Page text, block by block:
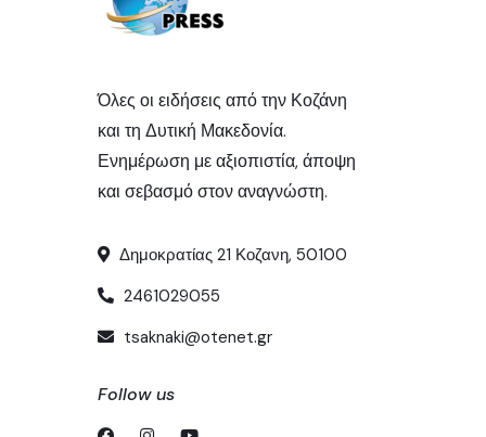
Όλες οι ειδήσεις από την Κοζάνη
και τη Δυτική Μακεδονία.
Ενημέρωση με αξιοπιστία, άποψη
και σεβασμό στον αναγνώστη.
Δημοκρατίας 21 Κοζανη, 50100
2461029055
tsaknaki@otenet.gr
Follow us